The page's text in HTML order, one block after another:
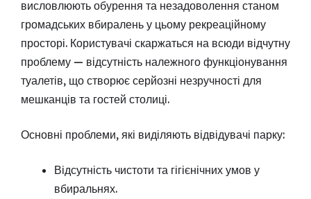
висловлюють обурення та незадоволення станом
громадських вбиралень у цьому рекреаційному
просторі. Користувачі скаржаться на всюди відчутну
проблему — відсутність належного функціонування
туалетів, що створює серйозні незручності для
мешканців та гостей столиці.
Основні проблеми, які виділяють відвідувачі парку:
Відсутність чистоти та гігієнічних умов у
вбиральнях.